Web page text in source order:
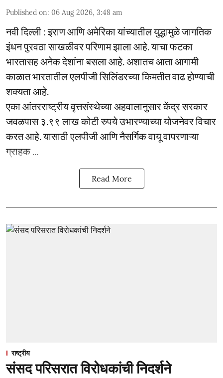
Published on: 06 Aug 2026, 3:48 am
नवी दिल्ली : इराण आणि अमेरिका यांच्यातील युद्धामुळे जागतिक
इंधन पुरवठा साखळीवर परिणाम झाला आहे. याचा फटका
भारतासह अनेक देशांना बसला आहे. अशातच आता आगामी
काळात भारतातील एलपीजी सिलिंडरच्या किमतीत वाढ होण्याची
शक्यता आहे.
एका आंतरराष्ट्रीय वृत्तसंस्थेच्या अहवालानुसार केंद्र सरकार
जवळपास ३.९९ लाख कोटी रुपये उभारण्याच्या योजनेवर विचार
करत आहे. यासाठी एलपीजी आणि नैसर्गिक वायू वापरणाऱ्या
ग्राहक ...
Read More
राष्ट्रीय
संसद परिसरात विरोधकांची निदर्शने